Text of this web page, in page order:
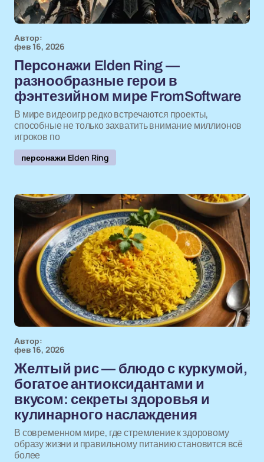
Автор:
фев 16, 2026
Персонажи Elden Ring —
разнообразные герои в
фэнтезийном мире FromSoftware
В мире видеоигр редко встречаются проекты,
способные не только захватить внимание миллионов
игроков по
персонажи Elden Ring
Автор:
фев 16, 2026
Желтый рис — блюдо с куркумой,
богатое антиоксидантами и
вкусом: секреты здоровья и
кулинарного наслаждения
В современном мире, где стремление к здоровому
образу жизни и правильному питанию становится всё
более